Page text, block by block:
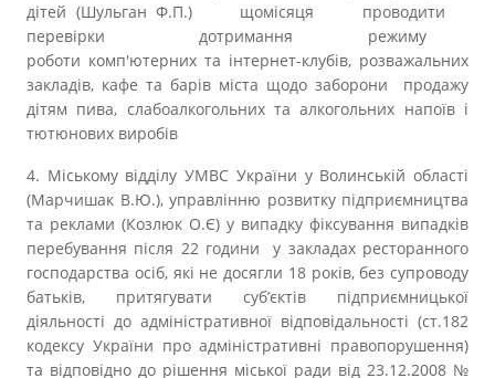
дітей (Шульган Ф.П.) щомісяця проводити
перевірки дотримання режиму
роботи комп'ютерних та інтернет-клубів, розважальних
закладів, кафе та барів міста щодо заборони продажу
дітям пива, слабоалкогольних та алкогольних напоїв і
тютюнових виробів
4. Міському відділу УМВС України у Волинській області
(Марчишак В.Ю.), управлінню розвитку підприємництва
та реклами (Козлюк О.Є) у випадку фіксування випадків
перебування після 22 години у закладах ресторанного
господарства осіб, які не досягли 18 років, без супроводу
батьків, притягувати суб’єктів підприємницької
діяльності до адміністративної відповідальності (ст.182
кодексу України про адміністративні правопорушення)
та відповідно до рішення міської ради від 23.12.2008 №